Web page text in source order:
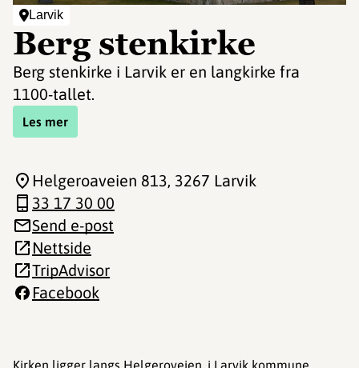
Larvik
Berg stenkirke
Berg stenkirke i Larvik er en langkirke fra
1100-tallet.
Les mer
Kirken ligger langs Helgeroveien, i Larvik kommune.
Helgeroaveien 813, 3267 Larvik
33 17 30 00
Send e-post
Nettside
TripAdvisor
Facebook